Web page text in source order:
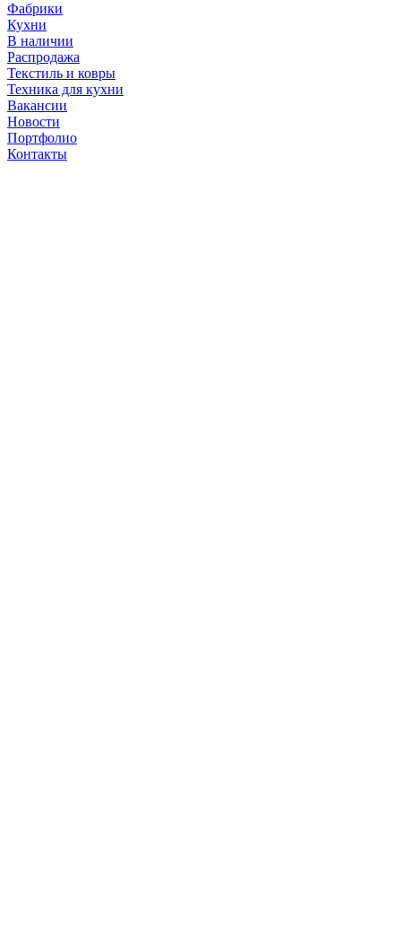
Фабрики
Кухни
В наличии
Распродажа
Текстиль и ковры
Техника для кухни
Вакансии
Новости
Портфолио
Контакты